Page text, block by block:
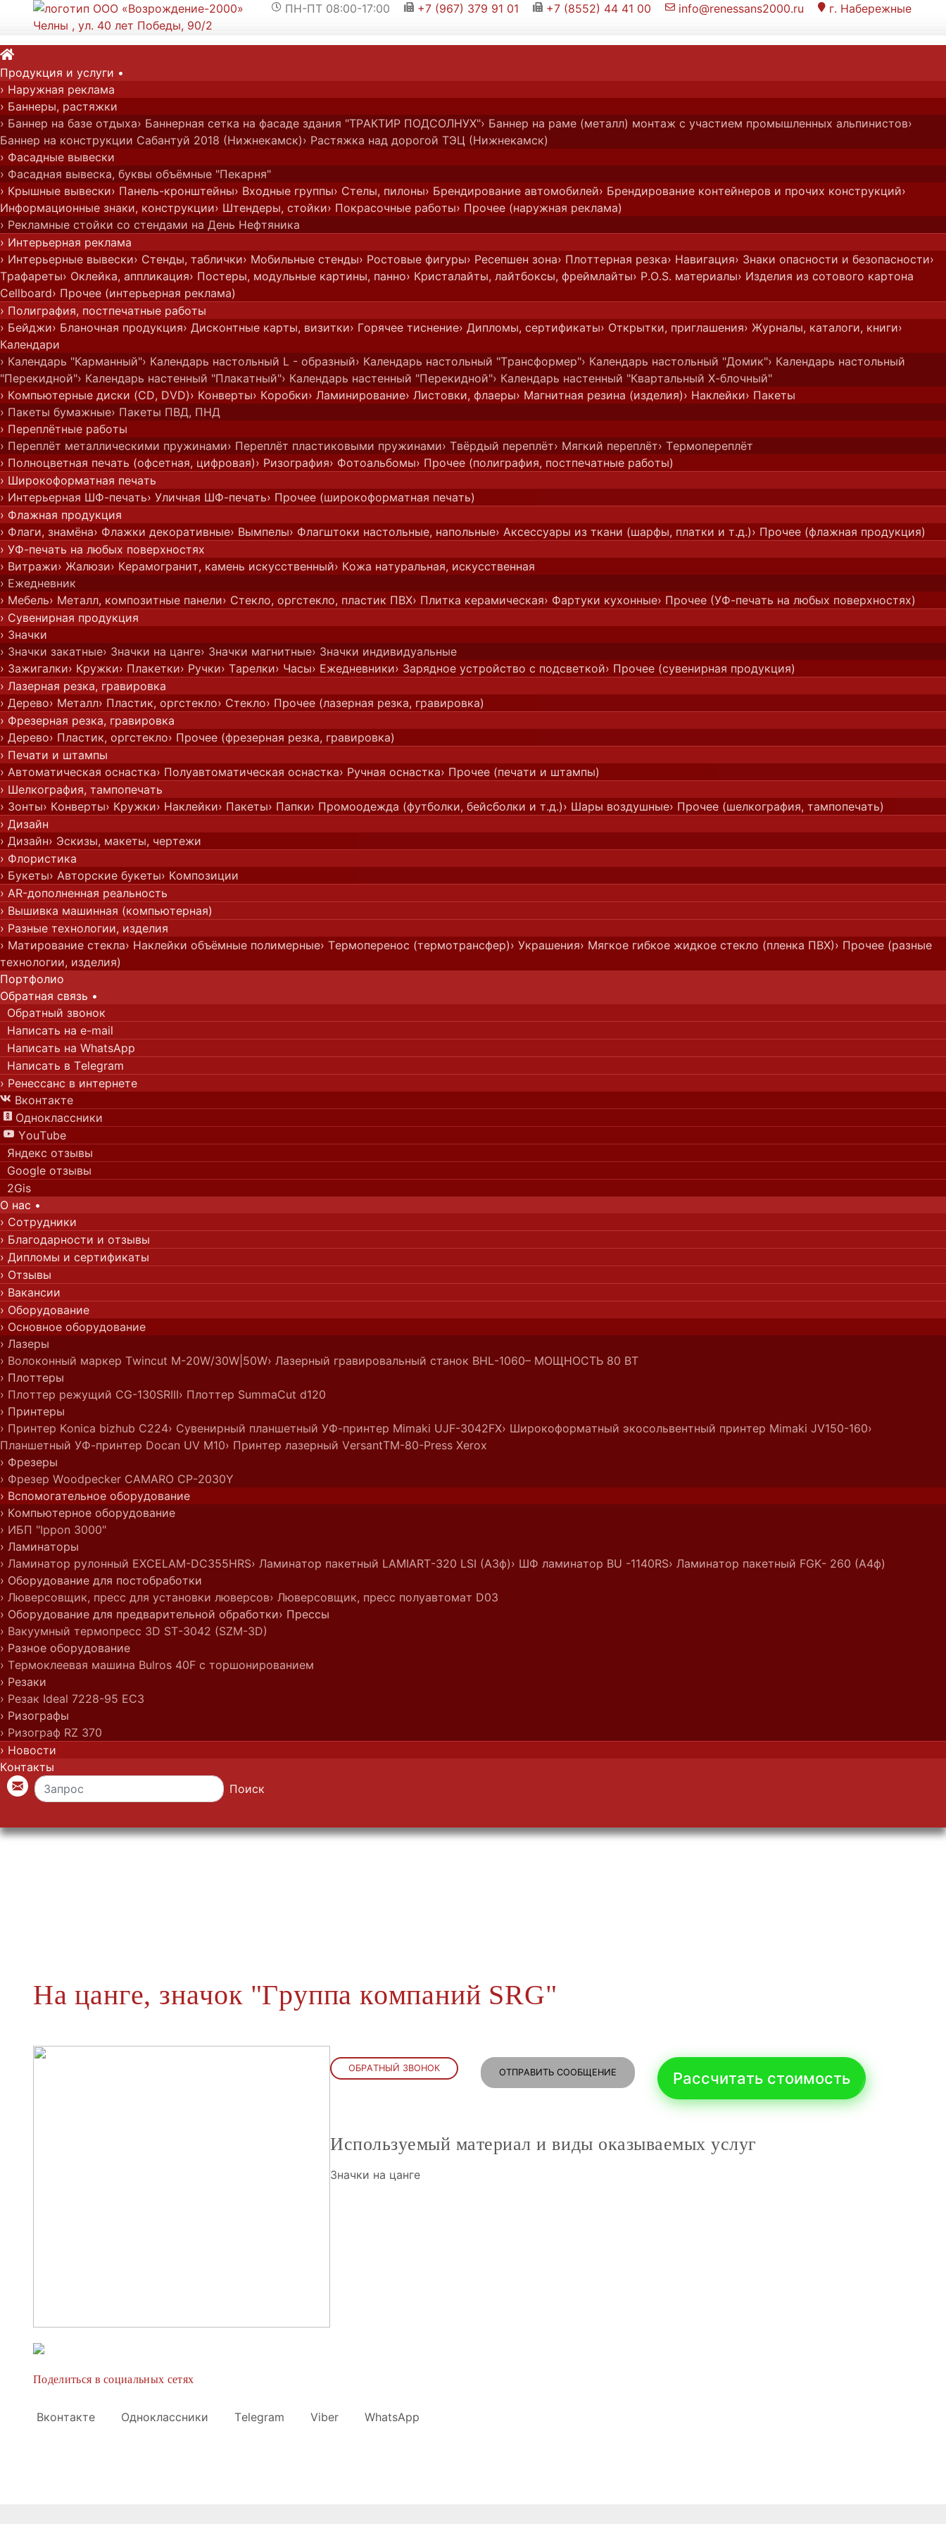
 ПН-ПТ 08:00-17:00  +7 (967) 379 91 01  +7 (8552) 44 41 00  info@renessans2000.ru  г. Набережные
Челны , ул. 40 лет Победы, 90/2

Продукция и услуги •
› Наружная реклама
› Баннеры, растяжки
› Баннер на базе отдыха› Баннерная сетка на фасаде здания "ТРАКТИР ПОДСОЛНУХ"› Баннер на раме (металл) монтаж с участием промышленных альпинистов›
Баннер на конструкции Сабантуй 2018 (Нижнекамск)› Растяжка над дорогой ТЭЦ (Нижнекамск)
› Фасадные вывески
› Фасадная вывеска, буквы объёмные "Пекарня"
› Крышные вывески› Панель-кронштейны› Входные группы› Стелы, пилоны› Брендирование автомобилей› Брендирование контейнеров и прочих конструкций›
Информационные знаки, конструкции› Штендеры, стойки› Покрасочные работы› Прочее (наружная реклама)
› Рекламные стойки со стендами на День Нефтяника
› Интерьерная реклама
› Интерьерные вывески› Стенды, таблички› Мобильные стенды› Ростовые фигуры› Ресепшен зона› Плоттерная резка› Навигация› Знаки опасности и безопасности›
Трафареты› Оклейка, аппликация› Постеры, модульные картины, панно› Кристалайты, лайтбоксы, фреймлайты› P.O.S. материалы› Изделия из сотового картона
Cellboard› Прочее (интерьерная реклама)
› Полиграфия, постпечатные работы
› Бейджи› Бланочная продукция› Дисконтные карты, визитки› Горячее тиснение› Дипломы, сертификаты› Открытки, приглашения› Журналы, каталоги, книги›
Календари
› Календарь "Карманный"› Календарь настольный L - образный› Календарь настольный "Трансформер"› Календарь настольный "Домик"› Календарь настольный
"Перекидной"› Календарь настенный "Плакатный"› Календарь настенный "Перекидной"› Календарь настенный "Квартальный Х-блочный"
› Компьютерные диски (CD, DVD)› Конверты› Коробки› Ламинирование› Листовки, флаеры› Магнитная резина (изделия)› Наклейки› Пакеты
› Пакеты бумажные› Пакеты ПВД, ПНД
› Переплётные работы
› Переплёт металлическими пружинами› Переплёт пластиковыми пружинами› Твёрдый переплёт› Мягкий переплёт› Термопереплёт
› Полноцветная печать (офсетная, цифровая)› Ризография› Фотоальбомы› Прочее (полиграфия, постпечатные работы)
› Широкоформатная печать
› Интерьерная ШФ-печать› Уличная ШФ-печать› Прочее (широкоформатная печать)
› Флажная продукция
› Флаги, знамёна› Флажки декоративные› Вымпелы› Флагштоки настольные, напольные› Аксессуары из ткани (шарфы, платки и т.д.)› Прочее (флажная продукция)
› УФ-печать на любых поверхностях
› Витражи› Жалюзи› Керамогранит, камень искусственный› Кожа натуральная, искусственная
› Ежедневник
› Мебель› Металл, композитные панели› Стекло, оргстекло, пластик ПВХ› Плитка керамическая› Фартуки кухонные› Прочее (УФ-печать на любых поверхностях)
› Сувенирная продукция
› Значки
› Значки закатные› Значки на цанге› Значки магнитные› Значки индивидуальные
› Зажигалки› Кружки› Плакетки› Ручки› Тарелки› Часы› Ежедневники› Зарядное устройство с подсветкой› Прочее (сувенирная продукция)
› Лазерная резка, гравировка
› Дерево› Металл› Пластик, оргстекло› Стекло› Прочее (лазерная резка, гравировка)
› Фрезерная резка, гравировка
› Дерево› Пластик, оргстекло› Прочее (фрезерная резка, гравировка)
› Печати и штампы
› Автоматическая оснастка› Полуавтоматическая оснастка› Ручная оснастка› Прочее (печати и штампы)
› Шелкография, тампопечать
› Зонты› Конверты› Кружки› Наклейки› Пакеты› Папки› Промоодежда (футболки, бейсболки и т.д.)› Шары воздушные› Прочее (шелкография, тампопечать)
› Дизайн
› Дизайн› Эскизы, макеты, чертежи
› Флористика
› Букеты› Авторские букеты› Композиции
› AR-дополненная реальность
› Вышивка машинная (компьютерная)
› Разные технологии, изделия
› Матирование стекла› Наклейки объёмные полимерные› Термоперенос (термотрансфер)› Украшения› Мягкое гибкое жидкое стекло (пленка ПВХ)› Прочее (разные
технологии, изделия)
Портфолио
Обратная связь •
Обратный звонок
Написать на e-mail
Написать на WhatsApp
Написать в Telegram
› Ренессанс в интернете
 Вконтакте
 Одноклассники
 YouTube
Яндекс отзывы
Google отзывы
2Gis
О нас •
› Сотрудники
› Благодарности и отзывы
› Дипломы и сертификаты
› Отзывы
› Вакансии
› Оборудование
› Основное оборудование
› Лазеры
› Волоконный маркер Twincut M-20W/30W|50W› Лазерный гравировальный станок BHL-1060– МОЩНОСТЬ 80 ВТ
› Плоттеры
› Плоттер режущий CG-130SRIII› Плоттер SummaCut d120
› Принтеры
› Принтер Konica bizhub C224› Сувенирный планшетный УФ-принтер Mimaki UJF-3042FX› Широкоформатный экосольвентный принтер Mimaki JV150-160›
Планшетный УФ-принтер Docan UV M10› Принтер лазерный VersantTM-80-Press Xerox
› Фрезеры
› Фрезер Woodpecker CAMARO CP-2030Y
› Вспомогательное оборудование
› Компьютерное оборудование
› ИБП "Ippon 3000"
› Ламинаторы
› Ламинатор рулонный EXCELAM-DC355HRS› Ламинатор пакетный LAMIART-320 LSI (А3ф)› ШФ ламинатор BU -1140RS› Ламинатор пакетный FGK- 260 (А4ф)
› Оборудование для постобработки
› Люверсовщик, пресс для установки люверсов› Люверсовщик, пресс полуавтомат D03
› Оборудование для предварительной обработки› Прессы
› Вакуумный термопресс 3D ST-3042 (SZM-3D)
› Разное оборудование
› Термоклеевая машина Bulros 40F с торшонированием
› Резаки
› Резак Ideal 7228-95 EC3
› Ризографы
› Ризограф RZ 370
› Новости
Контакты
Поиск
Главная › Портфолио
На цанге, значок "Группа компаний SRG"
ОБРАТНЫЙ ЗВОНОК ОТПРАВИТЬ СООБЩЕНИЕ Рассчитать стоимость
Используемый материал и виды оказываемых услуг
Значки на цанге
Поделиться в социальных сетях
Вконтакте Одноклассники Telegram Viber WhatsApp